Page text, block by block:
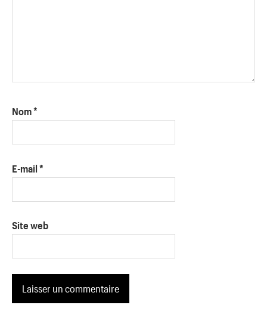
Nom*
E-mail *
Site web